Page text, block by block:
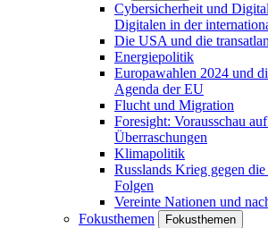
Cybersicherheit und
Digitalen in der
Die USA und die
Energiepolitik
Europawahlen 2024 und
Agenda der EU
Flucht und Migration
Foresight: Vorausschau
Überraschungen
Klimapolitik
Russlands Krieg gegen
Folgen
Vereinte Nationen und
Fokusthemen
Fokusthemen